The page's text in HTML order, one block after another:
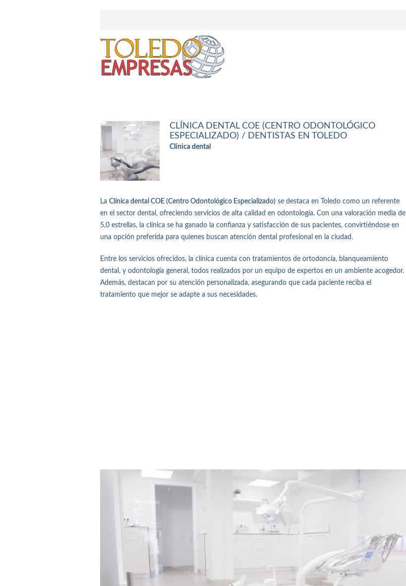
CLÍNICA DENTAL COE (CENTRO ODONTOLÓGICO
ESPECIALIZADO) / DENTISTAS EN TOLEDO
Clínica dental
La Clínica dental COE (Centro Odontológico Especializado) se destaca en Toledo como un referente
en el sector dental, ofreciendo servicios de alta calidad en odontología. Con una valoración media de
5,0 estrellas, la clínica se ha ganado la confianza y satisfacción de sus pacientes, convirtiéndose en
una opción preferida para quienes buscan atención dental profesional en la ciudad.
Entre los servicios ofrecidos, la clínica cuenta con tratamientos de ortodoncia, blanqueamiento
dental, y odontología general, todos realizados por un equipo de expertos en un ambiente acogedor.
Además, destacan por su atención personalizada, asegurando que cada paciente reciba el
tratamiento que mejor se adapte a sus necesidades.